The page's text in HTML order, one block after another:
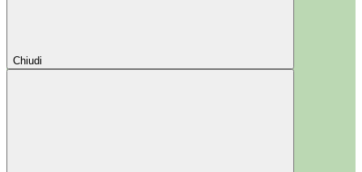
Chiudi